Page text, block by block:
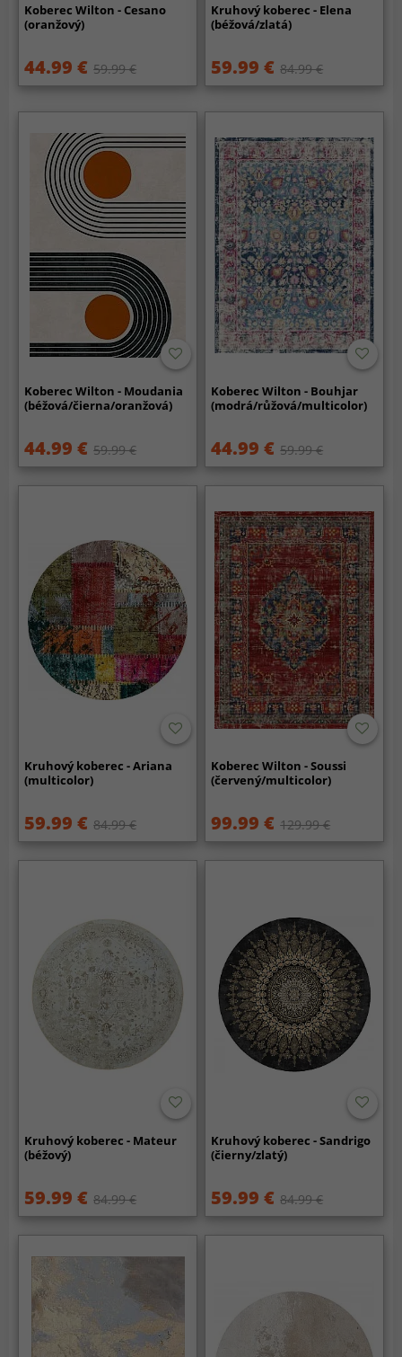
Koberec Wilton - Cesano
(oranžový)
44.99 € 59.99 €
Kruhový koberec - Elena
(béžová/zlatá)
59.99 € 84.99 €
Koberec Wilton - Moudania
(béžová/čierna/oranžová)
44.99 € 59.99 €
Koberec Wilton - Bouhjar
(modrá/růžová/multicolor)
44.99 € 59.99 €
Kruhový koberec - Ariana
(multicolor)
59.99 € 84.99 €
Koberec Wilton - Soussi
(červený/multicolor)
99.99 € 129.99 €
Kruhový koberec - Mateur
(béžový)
59.99 € 84.99 €
Kruhový koberec - Sandrigo
(čierny/zlatý)
59.99 € 84.99 €